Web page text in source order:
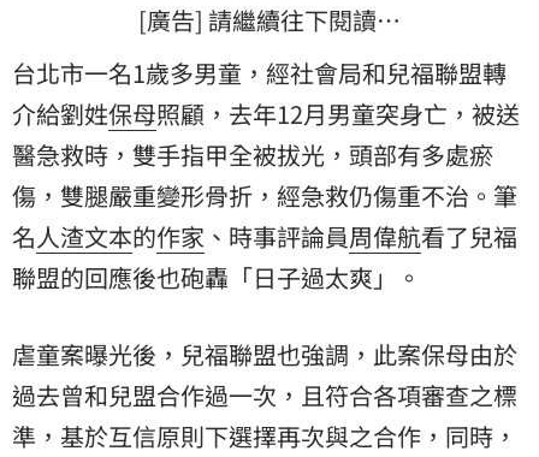
[廣告] 請繼續往下閱讀…
台北市一名1歲多男童，經社會局和兒福聯盟轉
介給劉姓保母照顧，去年12月男童突身亡，被送
醫急救時，雙手指甲全被拔光，頭部有多處瘀
傷，雙腿嚴重變形骨折，經急救仍傷重不治。筆
名人渣文本的作家 、時事評論員周偉航看了兒福
聯盟的回應後也砲轟「日子過太爽」。
虐童案曝光後，兒福聯盟也強調，此案保母由於
過去曾和兒盟合作過一次，且符合各項審查之標
準，基於互信原則下選擇再次與之合作，同時，